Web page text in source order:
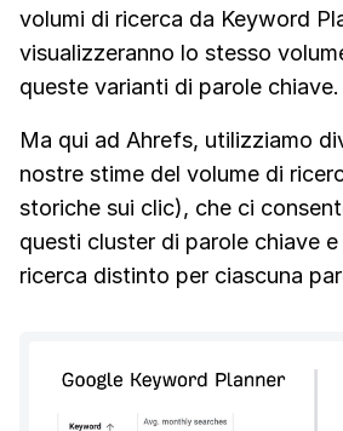
volumi di ricerca da Keyword
visualizzeranno lo stesso
queste varianti di parole chiave.
Ma qui ad Ahrefs, utilizziamo
nostre stime del volume di
storiche sui clic), che ci
questi cluster di parole chiave
ricerca distinto per ciascuna